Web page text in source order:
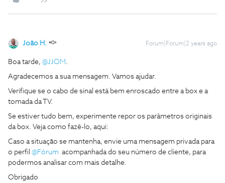
João H. Forum|Forum|2 years ago
Boa tarde, @JJOM .
Agradecemos a sua mensagem. Vamos ajudar.
Verifique se o cabo de sinal está bem enroscado entre a box e a
tomada da TV.
Se estiver tudo bem, experimente repor os parâmetros originais
da box. Veja como fazê-lo, aqui:
Caso a situação se mantenha, envie uma mensagem privada para
o perfil @Fórum acompanhada do seu número de cliente, para
podermos analisar com mais detalhe.
Obrigado